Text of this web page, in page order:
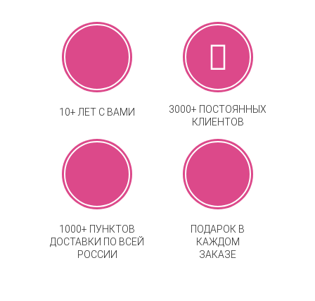
10+ ЛЕТ С ВАМИ
3000+ ПОСТОЯННЫХ
КЛИЕНТОВ
1000+ ПУНКТОВ
ДОСТАВКИ ПО ВСЕЙ
РОССИИ
ПОДАРОК В
КАЖДОМ
ЗАКАЗЕ